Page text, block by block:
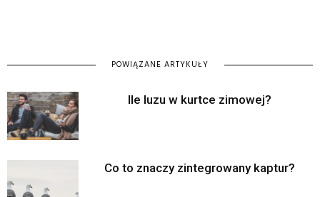
POWIĄZANE ARTYKUŁY
Ile luzu w kurtce zimowej?
Co to znaczy zintegrowany kaptur?